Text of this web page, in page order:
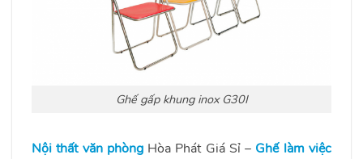
Ghế gấp khung inox G30I
Nội thất văn phòngHòa Phát Giá Sỉ – Ghế làm việc